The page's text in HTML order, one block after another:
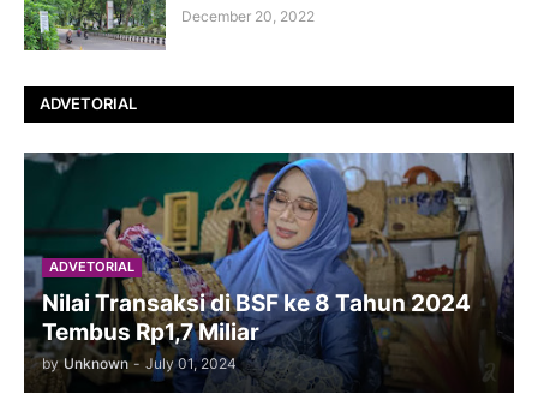
December 20, 2022
ADVETORIAL
ADVETORIAL
Nilai Transaksi di BSF ke 8 Tahun 2024
Tembus Rp1,7 Miliar
by Unknown - July 01, 2024